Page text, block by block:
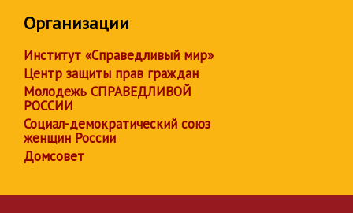
Организации
Институт «Справедливый мир»
Центр защиты прав граждан
Молодежь СПРАВЕДЛИВОЙ
РОССИИ
Социал-демократический союз
женщин России
Домсовет